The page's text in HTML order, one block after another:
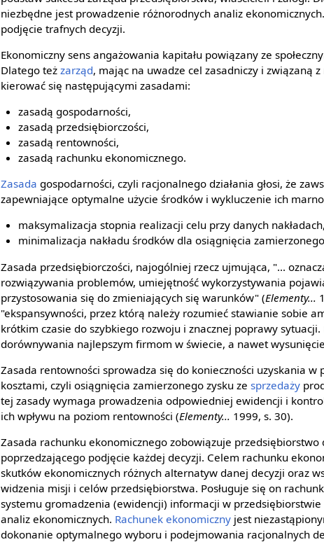
niezbędne jest prowadzenie różnorodnych analiz
podjęcie trafnych decyzji.
Ekonomiczny sens angażowania kapitału powiązany ze
Dlatego teżzarząd, mając na uwadze cel zasadniczy i związaną
kierować się następującymi zasadami:
zasadą gospodarności,
zasadą przedsiębiorczości,
zasadą rentowności,
zasadą rachunku ekonomicznego.
Zasada gospodarności, czyli racjonalnego działania głosi, że
zapewniające optymalne użycie środków i wykluczenie ich
maksymalizacja stopnia realizacji celu przy danych
minimalizacja nakładu środków dla osiągnięcia
Zasada przedsiębiorczości, najogólniej rzecz ujmująca, "...
rozwiązywania problemów, umiejętność wykorzystywania
przystosowania się do zmieniających się warunków" (Elementy...
"ekspansywności, przez którą należy rozumieć stawianie sobie
krótkim czasie do szybkiego rozwoju i znacznej poprawy
dorównywania najlepszym firmom w świecie, a nawet wysunięcie
Zasada rentowności sprowadza się do konieczności uzyskania
kosztami, czyli osiągnięcia zamierzonego zysku zesprzedaży
tej zasady wymaga prowadzenia odpowiedniej ewidencji i
ich wpływu na poziom rentowności (Elementy... 1999, s. 30).
Zasada rachunku ekonomicznego zobowiązuje
poprzedzającego podjęcie każdej decyzji. Celem rachunku
skutków ekonomicznych różnych alternatyw danej decyzji oraz
widzenia misji i celów przedsiębiorstwa. Posługuje się on
systemu gromadzenia (ewidencji) informacji w
analiz ekonomicznych. Rachunek ekonomiczny jest
dokonanie optymalnego wyboru i podejmowania racjonalnych